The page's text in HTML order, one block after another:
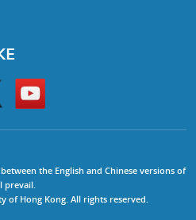
Go
to
HKU
the English and Chinese versions of
prevail.
of Hong Kong. All rights reserved.